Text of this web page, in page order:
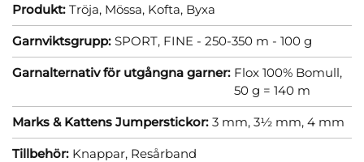
Produkt: Tröja, Mössa, Kofta, Byxa
Garnviktsgrupp: SPORT, FINE - 250-350 m - 100 g
Garnalternativ för utgångna garner: Flox 100% Bomull,
50 g = 140 m
Marks & Kattens Jumperstickor: 3 mm, 3½ mm, 4 mm
Tillbehör: Knappar, Resårband